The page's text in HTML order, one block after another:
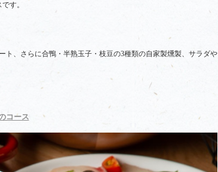
す。
、さらに合鴨・半熟玉子・枝豆の3種類の自家製燻製、サラダや
コース